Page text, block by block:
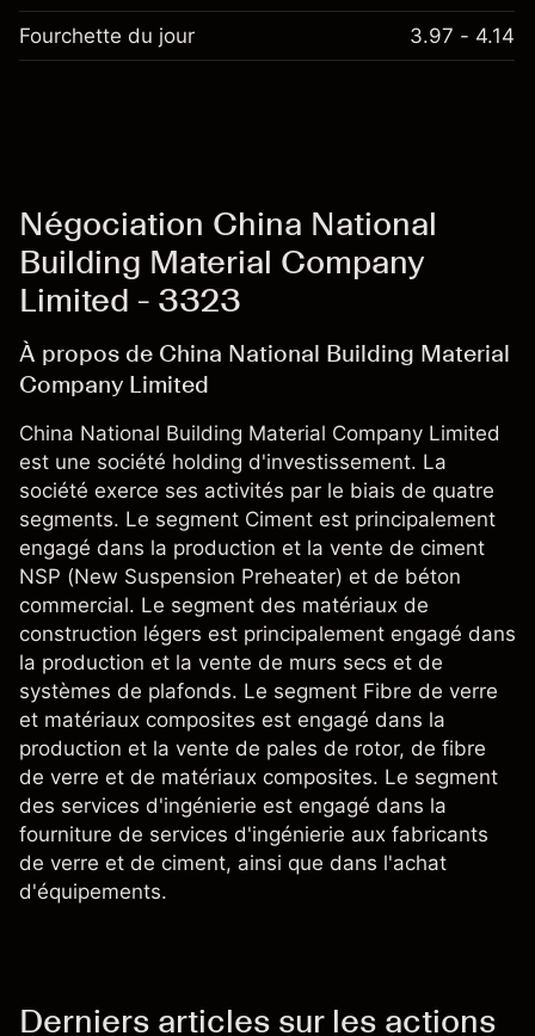
Fourchette du jour 3.97 - 4.14
Négociation China National
Building Material Company
Limited - 3323
À propos de China National Building Material
Company Limited
China National Building Material Company Limited
est une société holding d'investissement. La
société exerce ses activités par le biais de quatre
segments. Le segment Ciment est principalement
engagé dans la production et la vente de ciment
NSP (New Suspension Preheater) et de béton
commercial. Le segment des matériaux de
construction légers est principalement engagé dans
la production et la vente de murs secs et de
systèmes de plafonds. Le segment Fibre de verre
et matériaux composites est engagé dans la
production et la vente de pales de rotor, de fibre
de verre et de matériaux composites. Le segment
des services d'ingénierie est engagé dans la
fourniture de services d'ingénierie aux fabricants
de verre et de ciment, ainsi que dans l'achat
d'équipements.
Derniers articles sur les actions